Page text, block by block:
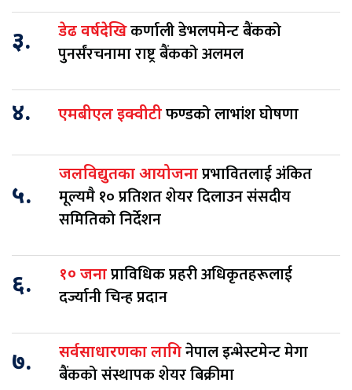
३. डेढ वर्षदेखिकर्णाली डेभलपमेन्ट बैंकको
पुनर्संरचनामा राष्ट्र बैंकको अलमल
४. एमबीएल इक्वीटीफण्डको लाभांश घोषणा
५.
जलविद्युतका आयोजनाप्रभावितलाई अंकित
मूल्यमै १० प्रतिशत शेयर दिलाउन संसदीय
समितिको निर्देशन
६. १० जनाप्राविधिक प्रहरी अधिकृतहरूलाई
दर्ज्यानी चिन्ह प्रदान
७. सर्वसाधारणका लागिनेपाल इन्भेस्टमेन्ट मेगा
बैंकको संस्थापक शेयर बिक्रीमा